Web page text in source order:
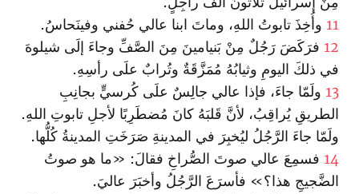
11 وأُخِذَ تابوتُ اللهِ، وماتَ ابنا عالي حُفني وفينَحاسُ.
12 فرَكَضَ رَجُلٌ مِنْ بَنيامينَ مِنَ الصَّفِّ وجاءَ إلَى شيلوهَ
في ذلكَ اليومِ وثيابُهُ مُمَزَّقَةٌ وتُرابٌ علَى رأسِهِ.
13 ولَمّا جاءَ، فإذا عالي جالِسٌ علَى كُرسيٍّ بجانِبِ
الطريقِ يُراقِبُ، لأنَّ قَلبَهُ كانَ مُضطَرِبًا لأجلِ تابوتِ اللهِ.
ولَمّا جاءَ الرَّجُلُ ليُخبِرَ في المدينةِ صَرَخَتِ المدينةُ كُلُّها.
14 فسمِعَ عالي صوتَ الصُّراخِ فقالَ: «ما هو صوتُ
الضَّجيجِ هذا؟» فأسرَعَ الرَّجُلُ وأخبَرَ عاليَ.